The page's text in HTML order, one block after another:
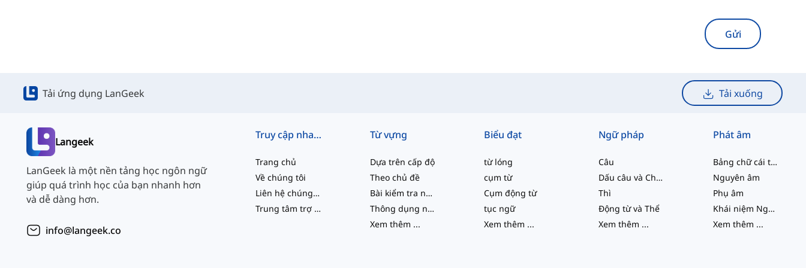
Gửi
Tải ứng dụng LanGeek Tải xuống
Langeek
LanGeek là một nền tảng học ngôn ngữ
giúp quá trình học của bạn nhanh hơn
và dễ dàng hơn.
info@langeek.co
Truy cập nhanh
Trang chủ
Về chúng tôi
Liên hệ chúng tôi
Trung tâm trợ giúp
Từ vựng
Dựa trên cấp độ
Theo chủ đề
Bài kiểm tra năng lực
Thông dụng nhất
Xem thêm ...
Biểu đạt
từ lóng
cụm từ
Cụm động từ
tục ngữ
Xem thêm ...
Ngữ pháp
Câu
Dấu câu và Chính tả
Thì
Động từ và Thể
Xem thêm ...
Phát âm
Bảng chữ cái tiếng Anh
Nguyên âm
Phụ âm
Khái niệm Ngữ âm học
Xem thêm ...